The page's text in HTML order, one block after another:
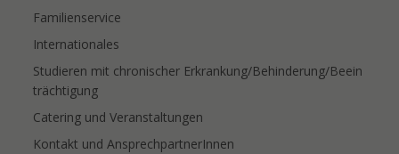
Familienservice
Internationales
Studieren mit chronischer Erkrankung/Behinderung/Beein
trächtigung
Catering und Veranstaltungen
Kontakt und AnsprechpartnerInnen